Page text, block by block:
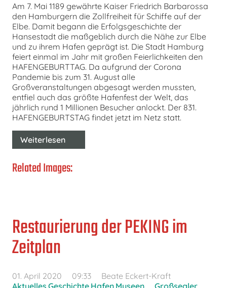
Am 7. Mai 1189 gewährte Kaiser Friedrich Barbarossa
den Hamburgern die Zollfreiheit für Schiffe auf der
Elbe. Damit begann die Erfolgsgeschichte der
Hansestadt die maßgeblich durch die Nähe zur Elbe
und zu ihrem Hafen geprägt ist. Die Stadt Hamburg
feiert einmal im Jahr mit großen Feierlichkeiten den
HAFENGEBURTTAG. Da aufgrund der Corona
Pandemie bis zum 31. August alle
Großveranstaltungen abgesagt werden mussten,
entfiel auch das größte Hafenfest der Welt, das
jährlich rund 1 Millionen Besucher anlockt. Der 831.
HAFENGEBURTSTAG findet jetzt im Netz statt.
Weiterlesen
Related Images:
Restaurierung der PEKING im
Zeitplan
01. April 2020 09:33
Beate Eckert-Kraft